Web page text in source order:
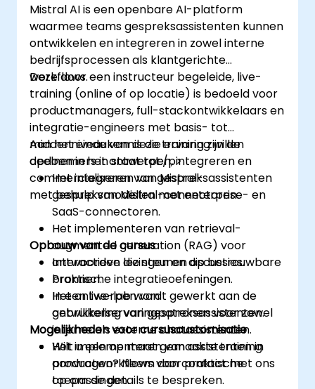
Mistral AI is een openbare AI-platform
waarmee teams gespreksassistenten kunnen
ontwikkelen en integreren in zowel interne
bedrijfsprocessen als klantgerichte
workflows.
Deze door een instructeur begeleide, live-
training (online of op locatie) is bedoeld voor
productmanagers, full-stackontwikkelaars en
integratie-engineers met basis- tot
middenniveaukennis die ervaring willen
opdoen in het ontwerpen, integreren en
commercialiseren van gespreksassistenten
met behulp van Mistral-connectoren.
Aan het einde van deze training zijn de
deelnemers in staat tot:/p>
Het integreren van Mistral-
gespreksmodellen met enterprise- en
SaaS-connectoren.
Het implementeren van retrieval-
augmented generation (RAG) voor
antwoorden die steunen op betrouwbare
bronnen.
Het ontwerpen van
gebruikerservaringpatronen voor zowel
interne als externe chatassistenten.
Het implementeren van assistenten in
productworkflows voor praktische
toepassingen.
Opbouw van de cursus
Interactieve lezingen en discussies.
Praktische integratieoefeningen.
In een live-lab wordt gewerkt aan de
ontwikkeling van gespreksassistenten.
Mogelijkheden voor cursuscustomisatie
Wilt u een op maat gemaakte training
aanvragen? Neem dan contact met ons
op om de details te bespreken.